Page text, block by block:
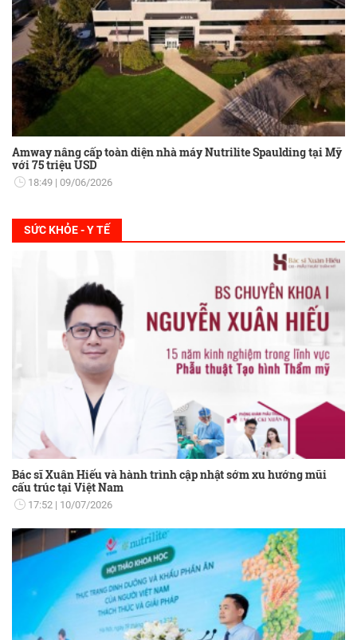
Amway nâng cấp toàn diện nhà máy Nutrilite Spaulding tại Mỹ
với 75 triệu USD
18:49 09/06/2026
SỨC KHỎE - Y TẾ
Bác sĩ Xuân Hiếu và hành trình cập nhật sớm xu hướng mũi
cấu trúc tại Việt Nam
17:52 10/07/2026